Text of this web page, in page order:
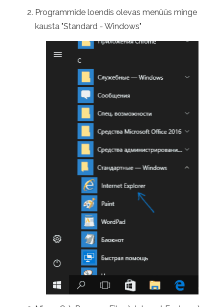
Programmide loendis olevas menüüs minge
kausta "Standard - Windows"